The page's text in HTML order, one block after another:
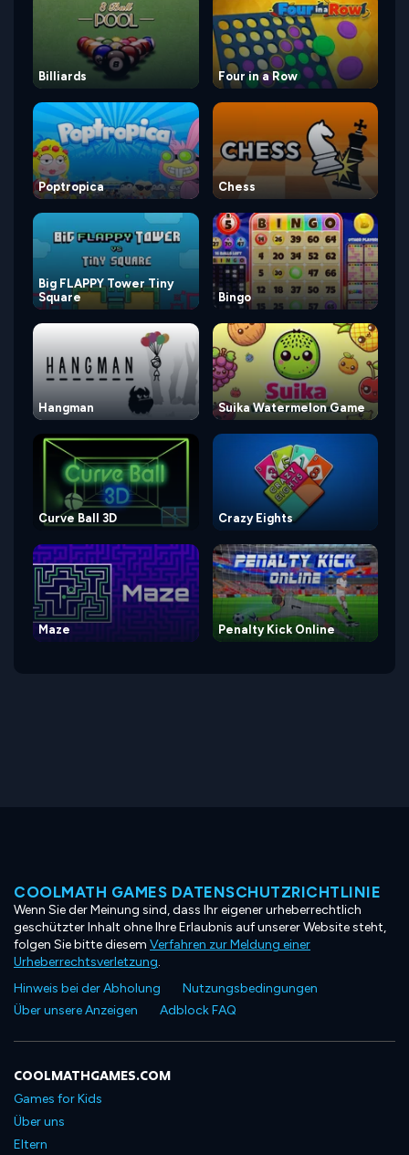
Billiards Four in a Row
Poptropica Chess
Big FLAPPY Tower Tiny
Square
Bingo
Hangman Suika Watermelon Game
Curve Ball 3D Crazy Eights
Maze Penalty Kick Online
COOLMATH GAMES DATENSCHUTZRICHTLINIE
Wenn Sie der Meinung sind, dass Ihr eigener urheberrechtlich
geschützter Inhalt ohne Ihre Erlaubnis auf unserer Website steht,
folgen Sie bitte diesem Verfahren zur Meldung einer
Urheberrechtsverletzung.
Hinweis bei der Abholung
Nutzungsbedingungen
Über unsere Anzeigen
Adblock FAQ
COOLMATHGAMES.COM
Games for Kids
Über uns
Eltern